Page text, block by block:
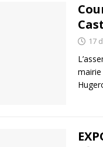
17
mairie